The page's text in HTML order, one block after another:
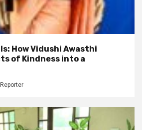
How Vidushi Awasthi
of Kindness into a